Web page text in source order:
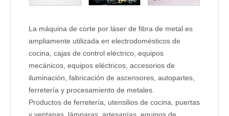
La máquina de corte por láser de fibra de metal es
ampliamente utilizada en electrodomésticos de
cocina, cajas de control eléctrico, equipos
mecánicos, equipos eléctricos, accesorios de
iluminación, fabricación de ascensores, autopartes,
ferretería y procesamiento de metales.
Productos de ferretería, utensilios de cocina, puertas